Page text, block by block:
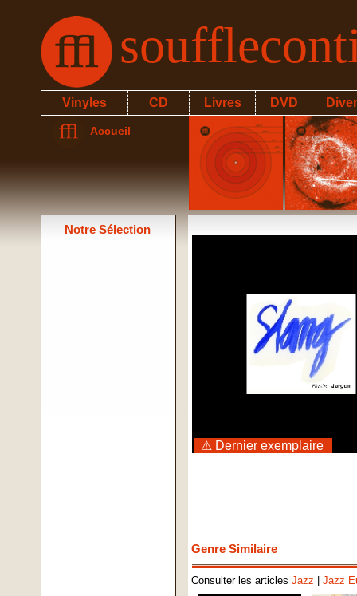
Vinyles CD Livres DVD
Accueil
Notre Sélection
⚠ Dernier exemplaire
Genre Similaire
Consulter les articlesJazz |Jazz